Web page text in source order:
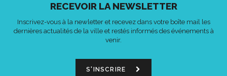
RECEVOIR LA NEWSLETTER
Inscrivez-vous à la newletter et recevez dans votre boîte mail les
dernières actualités de la ville et restés informés des événements à
venir.
S'INSCRIRE